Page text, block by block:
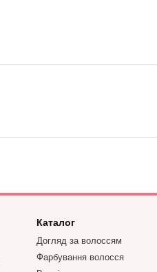
Каталог
Догляд за волоссям
Фарбування волосся